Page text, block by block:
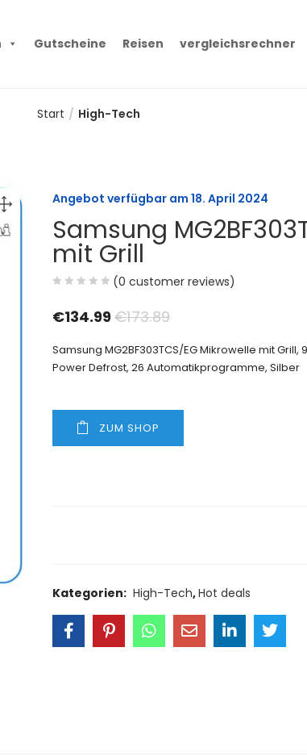
Gutscheine Reisen vergleichsrechner
Start High-Tech
Angebot verfügbar am 18. April 2024
Samsung
mit Grill
(0 customer reviews)
€134.99€173.89
Samsung MG2BF303TCS/EG Mikrowelle mit Grill,
Power Defrost, 26 Automatikprogramme, Silber
ZUM SHOP
Kategorien: High-Tech,Hot deals